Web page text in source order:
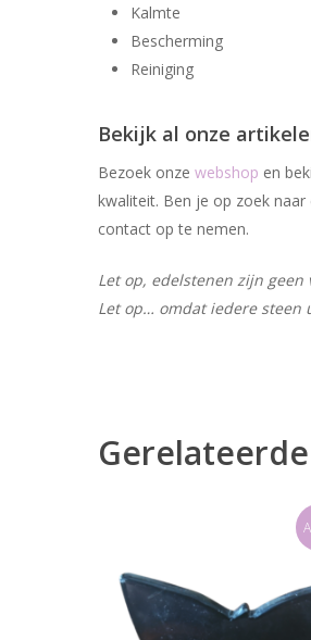
Kalmte
Bescherming
Reiniging
Bekijk al onze
Bezoek onze webshop en
kwaliteit. Ben je op zoek
contact op te nemen.
Let op, edelstenen zijn
Let op… omdat iedere steen